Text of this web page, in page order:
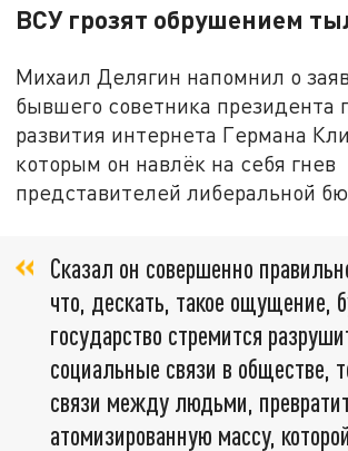
ВСУ грозят обрушением
Михаил Делягин напомнил о
бывшего советника президента
развития интернета Германа
которым он навлёк на себя гнев
представителей либеральной
Сказал он совершенно
что, дескать, такое ощущение,
государство стремится
социальные связи в обществе,
связи между людьми,
атомизированную массу,